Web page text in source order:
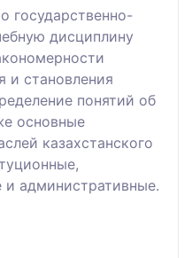
государственно-
дисциплину
и становления
понятий об
основные
казахстанского
и административные.